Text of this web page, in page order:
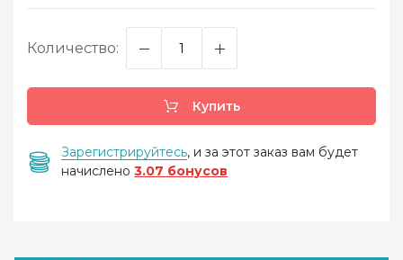
Количество:
Купить
Зарегистрируйтесь, и за этот заказ вам будет
начислено 3.07 бонусов